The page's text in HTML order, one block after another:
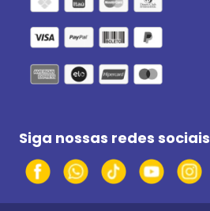
Siga nossas redes sociais